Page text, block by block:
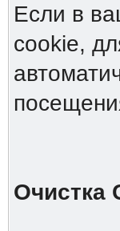
Если в
cookie,
Очистка